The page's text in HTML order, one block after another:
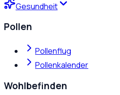
Gesundheit
Pollen
Pollenflug
Pollenkalender
Wohlbefinden